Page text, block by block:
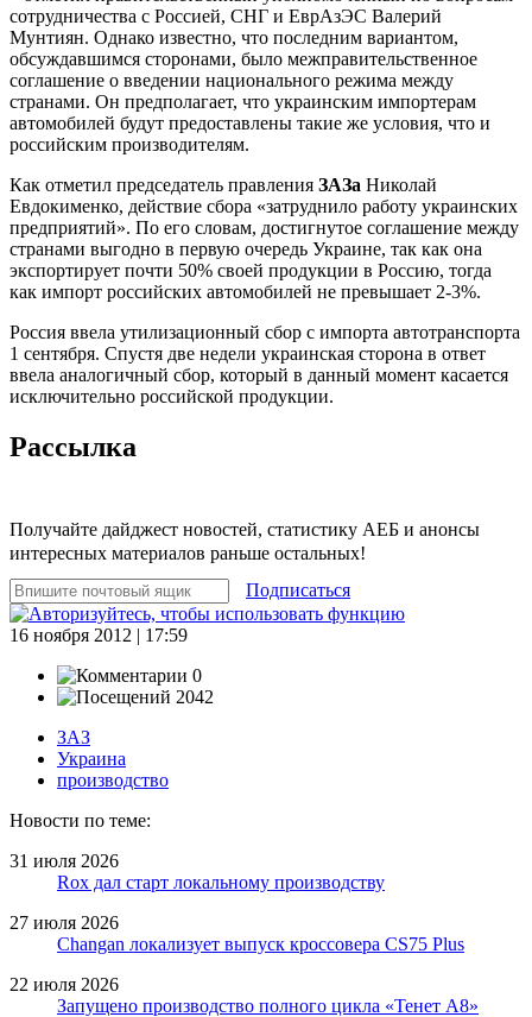
сотрудничества с Россией, СНГ и ЕврАзЭС Валерий
Мунтиян. Однако известно, что последним вариантом,
обсуждавшимся сторонами, было межправительственное
соглашение о введении национального режима между
странами. Он предполагает, что украинским импортерам
автомобилей будут предоставлены такие же условия, что и
российским производителям.
Как отметил председатель правления ЗАЗа Николай
Евдокименко, действие сбора «затруднило работу украинских
предприятий». По его словам, достигнутое соглашение между
странами выгодно в первую очередь Украине, так как она
экспортирует почти 50% своей продукции в Россию, тогда
как импорт российских автомобилей не превышает 2-3%.
Россия ввела утилизационный сбор с импорта автотранспорта
1 сентября. Спустя две недели украинская сторона в ответ
ввела аналогичный сбор, который в данный момент касается
исключительно российской продукции.
Рассылка
Получайте дайджест новостей, статистику АЕБ и анонсы
интересных материалов раньше остальных!
Подписаться
16 ноября 2012 | 17:59
0
2042
ЗАЗ
Украина
производство
Новости по теме:
31 июля 2026
Rox дал старт локальному производству
27 июля 2026
Changan локализует выпуск кроссовера CS75 Plus
22 июля 2026
Запущено производство полного цикла «Тенет A8»